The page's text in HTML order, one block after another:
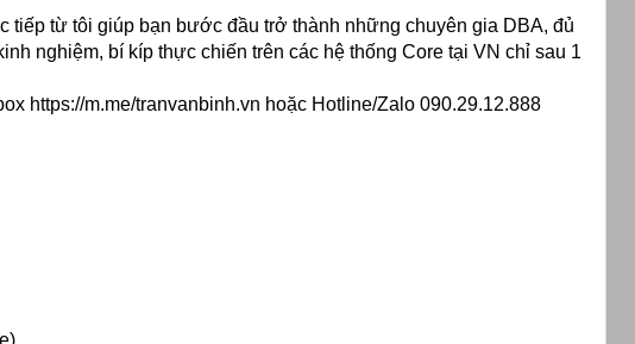
tiếp từ tôi giúp bạn bước đầu trở thành những chuyên gia DBA, đủ
nghiệm, bí kíp thực chiến trên các hệ thống Core tại VN chỉ sau 1
https://m.me/tranvanbinh.vn hoặc Hotline/Zalo 090.29.12.888